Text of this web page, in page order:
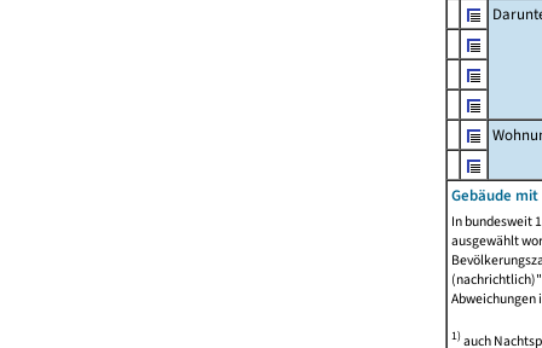
Gebäude
In bundesweit
ausgewählt
Abweichungen
1)auch